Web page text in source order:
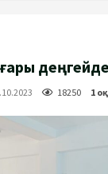
деңгейде
18250 1